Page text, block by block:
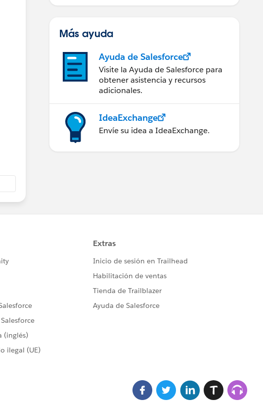
Más ayuda
Ayuda de Salesforce
Visite la Ayuda de Salesforce para
obtener asistencia y recursos
adicionales.
IdeaExchange
Envíe su idea a IdeaExchange.